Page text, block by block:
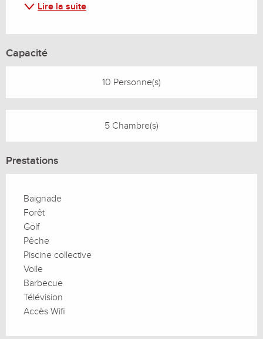
Lire la suite
Capacité
10 Personne(s)
5 Chambre(s)
Prestations
Baignade
Forêt
Golf
Pêche
Piscine collective
Voile
Barbecue
Télévision
Accès Wifi